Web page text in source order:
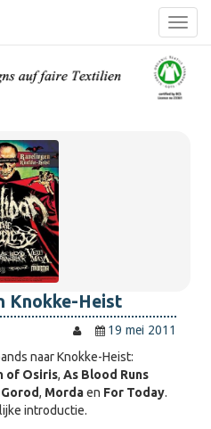
Knokke-Heist
19 mei 2011
naar Knokke-Heist:
of Osiris, As Blood Runs
Gorod, Mordaen For Today.
introductie.